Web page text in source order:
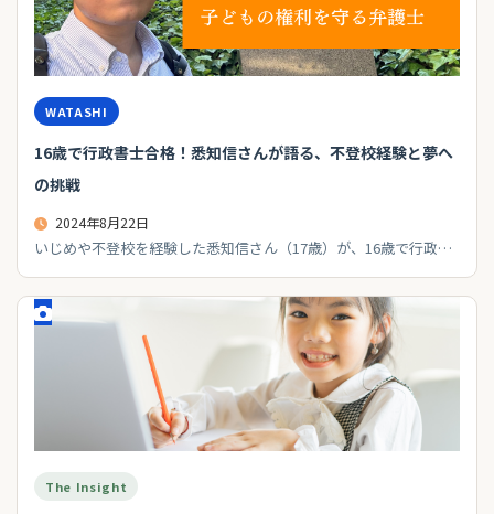
WATASHI
16歳で行政書士合格！悉知信さんが語る、不登校経験と夢へ
の挑戦
2024年8月22日
いじめや不登校を経験した悉知信さん（17歳）が、16歳で行政…
The Insight